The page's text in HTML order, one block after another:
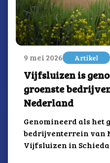
9 mei 2026 Artikel
Vijfsluizen is
groenste
Nederland
Genomineerd als het
bedrijventerrein van
Vijfsluizen in